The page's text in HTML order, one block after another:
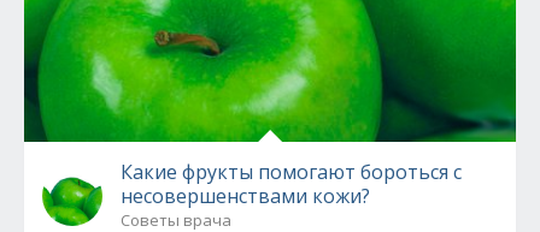
Какие фрукты помогают бороться с
несовершенствами кожи?
Советы врача